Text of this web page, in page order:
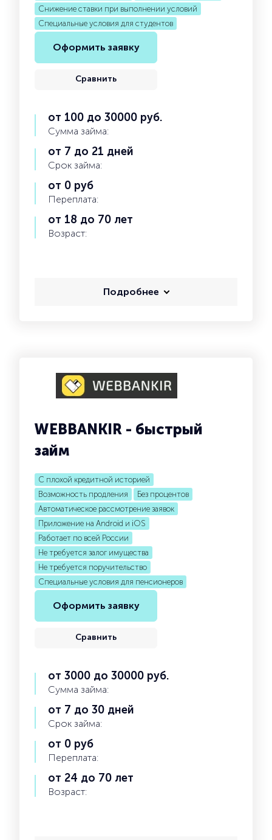
Снижение ставки при выполнении условий
Специальные условия для студентов
Оформить заявку
Сравнить
от 100 до 30000 руб.
Сумма займа:
от 7 до 21 дней
Срок займа:
от 0 руб
Переплата:
от 18 до 70 лет
Возраст:
Подробнее
WEBBANKIR - быстрый
займ
С плохой кредитной историей
Возможность продления
Без процентов
Автоматическое рассмотрение заявок
Приложение на Android и iOS
Работает по всей России
Не требуется залог имущества
Не требуется поручительство
Специальные условия для пенсионеров
Оформить заявку
Сравнить
от 3000 до 30000 руб.
Сумма займа:
от 7 до 30 дней
Срок займа:
от 0 руб
Переплата:
от 24 до 70 лет
Возраст: